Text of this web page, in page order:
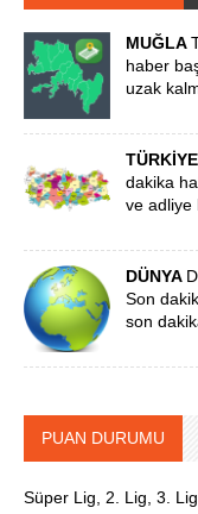
MUĞLA
haber
uzak
TÜRKİYE
dakika
ve adliye
DÜNYA
Son
son
PUAN DURUMU
Süper Lig, 2. Lig, 3.